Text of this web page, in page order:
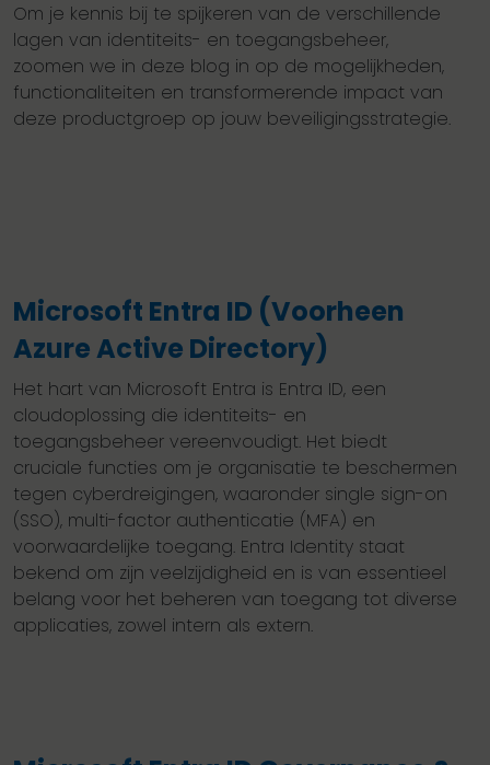
Om je kennis bij te spijkeren van de verschillende
lagen van identiteits- en toegangsbeheer,
zoomen we in deze blog in op de mogelijkheden,
functionaliteiten en transformerende impact van
deze productgroep op jouw beveiligingsstrategie.
Microsoft Entra ID (Voorheen
Azure Active Directory)
Het hart van Microsoft Entra is Entra ID, een
cloudoplossing die identiteits- en
toegangsbeheer vereenvoudigt. Het biedt
cruciale functies om je organisatie te beschermen
tegen cyberdreigingen, waaronder single sign-on
(SSO), multi-factor authenticatie (MFA) en
voorwaardelijke toegang. Entra Identity staat
bekend om zijn veelzijdigheid en is van essentieel
belang voor het beheren van toegang tot diverse
applicaties, zowel intern als extern.